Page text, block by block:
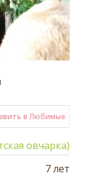
в Любимые
овчарка)
7 лет